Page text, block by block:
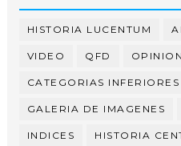
HISTORIA LUCENTUM
VIDEO QFD OPINION
CATEGORIAS INFERIORES
GALERIA DE IMAGENES
INDICES HISTORIA